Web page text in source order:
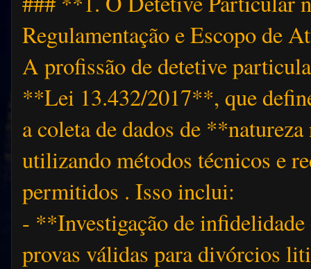
Regulamentação e Escopo de
A profissão de detetive
**Lei 13.432/2017**, que
a coleta de dados de
utilizando métodos técnicos e
permitidos . Isso inclui:
- **Investigação de
provas válidas para divórcios